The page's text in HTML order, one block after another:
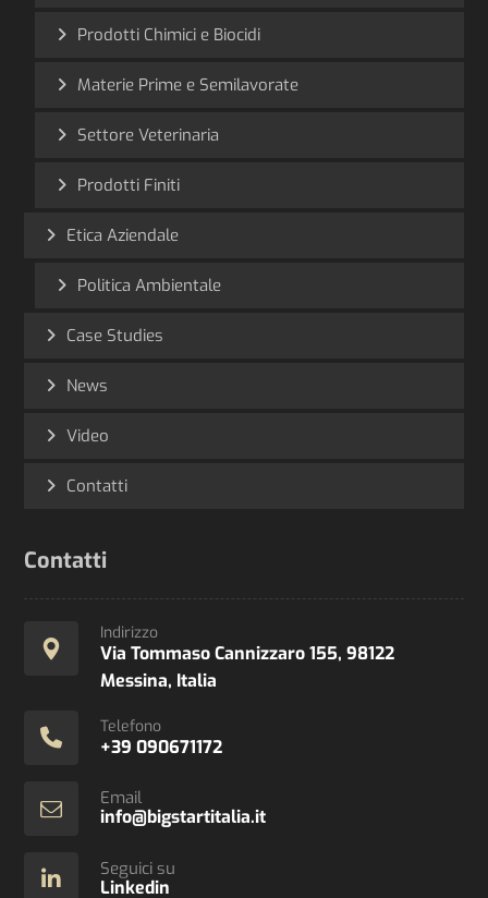
Prodotti Chimici e Biocidi
Materie Prime e Semilavorate
Settore Veterinaria
Prodotti Finiti
Etica Aziendale
Politica Ambientale
Case Studies
News
Video
Contatti
Contatti
Indirizzo
Via Tommaso Cannizzaro 155, 98122
Messina, Italia
Telefono
+39 090671172
Email
info@bigstartitalia.it
Seguici su
Linkedin